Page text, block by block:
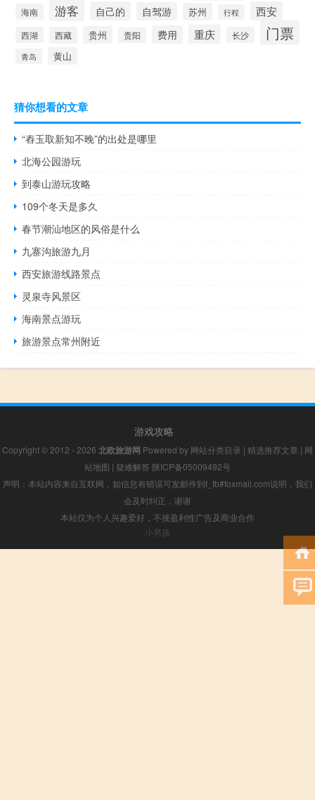
海南 游客 自己的 自驾游 苏州 行程 西安
西湖 西藏 贵州 贵阳 费用 重庆 长沙 门票
青岛 黄山
猜你想看的文章
“舂玉取新知不晚”的出处是哪里
北海公园游玩
到泰山游玩攻略
109个冬天是多久
春节潮汕地区的风俗是什么
九寨沟旅游九月
西安旅游线路景点
灵泉寺风景区
海南景点游玩
旅游景点常州附近
游戏攻略
Copyright © 2012 - 2026 北欧旅游网 Powered by 网站分类目录 | 精选推荐文章 | 网
站地图 | 疑难解答 陕ICP备05009492号
声明：本站内容来自互联网，如信息有错误可发邮件到f_fb#foxmail.com说明，我们
会及时纠正，谢谢
本站仅为个人兴趣爱好，不接盈利性广告及商业合作
小男孩